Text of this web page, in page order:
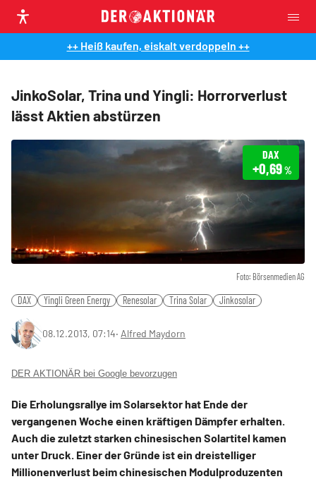
++ Heiß kaufen, eiskalt verdoppeln ++
JinkoSolar, Trina und Yingli: Horrorverlust
lässt Aktien abstürzen
Foto: Börsenmedien AG
DAX
+0,69%
DAX Yingli Green Energy Renesolar Trina Solar Jinkosolar
08.12.2013, 07:14‧ Alfred Maydorn
DER AKTIONÄR bei Google bevorzugen
Die Erholungsrallye im Solarsektor hat Ende der
vergangenen Woche einen kräftigen Dämpfer erhalten.
Auch die zuletzt starken chinesischen Solartitel kamen
unter Druck. Einer der Gründe ist ein dreistelliger
Millionenverlust beim chinesischen Modulproduzenten